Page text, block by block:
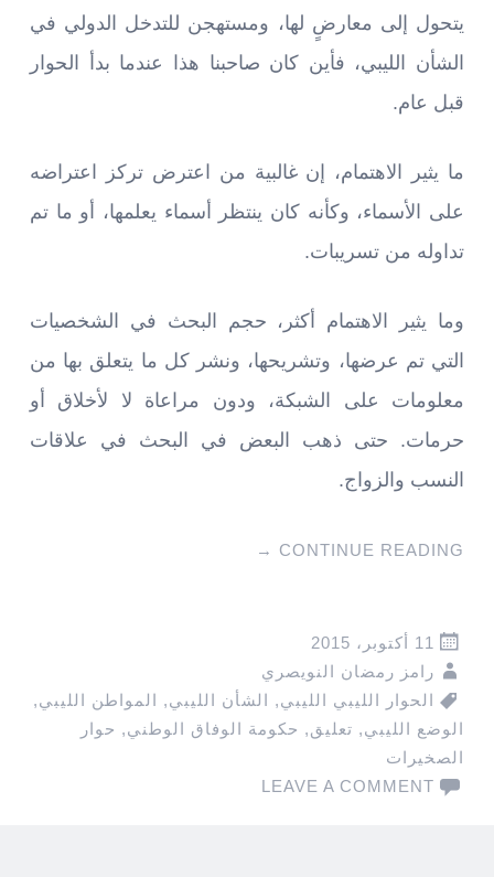
يتحول إلى معارضٍ لها، ومستهجن للتدخل الدولي في
الشأن الليبي، فأين كان صاحبنا هذا عندما بدأ الحوار
قبل عام.
ما يثير الاهتمام، إن غالبية من اعترض تركز اعتراضه
على الأسماء، وكأنه كان ينتظر أسماء يعلمها، أو ما تم
تداوله من تسريبات.
وما يثير الاهتمام أكثر، حجم البحث في الشخصيات
التي تم عرضها، وتشريحها، ونشر كل ما يتعلق بها من
معلومات على الشبكة، ودون مراعاة لا لأخلاق أو
حرمات. حتى ذهب البعض في البحث في علاقات
النسب والزواج.
CONTINUE READING
→
11 أكتوبر، 2015
رامز رمضان النويصري
الحوار الليبي الليبي, الشأن الليبي, المواطن الليبي,
الوضع الليبي, تعليق, حكومة الوفاق الوطني, حوار
الصخيرات
LEAVE A COMMENT